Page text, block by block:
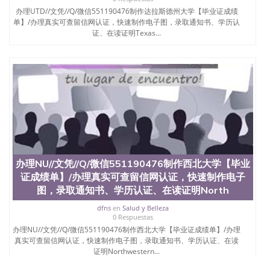
办理UTD//文凭//Q/微信551190476制作达拉斯德州大学【毕业证成绩
单】/办理真实可查留信网认证，快速制作电子图，录取通知书、学历认
证、在读证明Texas...
办理NU//文凭//Q/微信551190476制作西北大学【毕业
证成绩单】/办理真实可查留信网认证，快速制作电子
图，录取通知书、学历认证、在读证明North
dfnsen Salud y Belleza
0 Respuestas
办理NU//文凭//Q/微信551190476制作西北大学【毕业证成绩单】/办理
真实可查留信网认证，快速制作电子图，录取通知书、学历认证、在读
证明Northwestern...